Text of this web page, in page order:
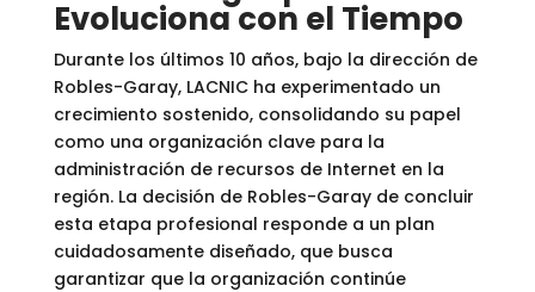
Evoluciona con el Tiempo
Durante los últimos 10 años, bajo la dirección de
Robles-Garay, LACNIC ha experimentado un
crecimiento sostenido, consolidando su papel
como una organización clave para la
administración de recursos de Internet en la
región. La decisión de Robles-Garay de concluir
esta etapa profesional responde a un plan
cuidadosamente diseñado, que busca
garantizar que la organización continúe